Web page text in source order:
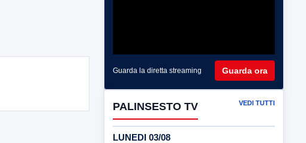
Guarda la diretta streaming Guarda ora
PALINSESTO TV VEDI TUTTI
LUNEDI 03/08